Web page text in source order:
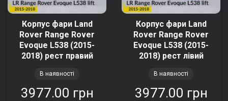
Корпус фари Land
Rover Range Rover
Evoque L538 (2015-
2018) рест правий
В наявності
3977.00 грн
Корпус фари Land
Rover Range Rover
Evoque L538 (2015-
2018) рест лівий
В наявності
3977.00 грн